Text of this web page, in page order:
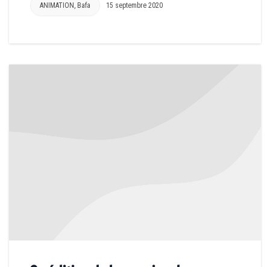
ANIMATION Bafa 15 septembre 2020